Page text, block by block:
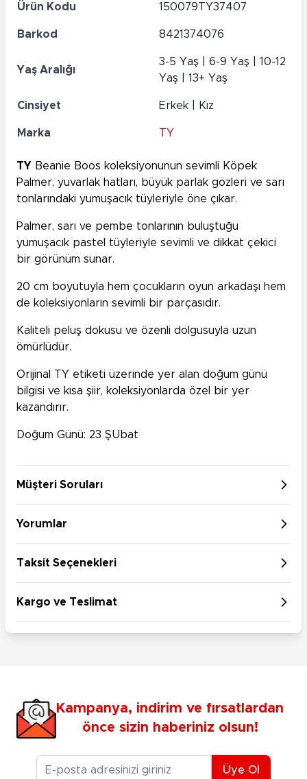
Ürün Kodu 150079TY37407
Barkod 8421374076
Yaş Aralığı
3-5 Yaş | 6-9 Yaş | 10-12
Yaş | 13+ Yaş
Cinsiyet Erkek | Kız
Marka TY
TY Beanie Boos koleksiyonunun sevimli Köpek
Palmer, yuvarlak hatları, büyük parlak gözleri ve sarı
tonlarındaki yumuşacık tüyleriyle öne çıkar.
Palmer, sarı ve pembe tonlarının buluştuğu
yumuşacık pastel tüyleriyle sevimli ve dikkat çekici
bir görünüm sunar.
20 cm boyutuyla hem çocukların oyun arkadaşı hem
de koleksiyonların sevimli bir parçasıdır.
Kaliteli peluş dokusu ve özenli dolgusuyla uzun
ömürlüdür.
Orijinal TY etiketi üzerinde yer alan doğum günü
bilgisi ve kısa şiir, koleksiyonlarda özel bir yer
kazandırır.
Doğum Günü: 23 ŞUbat
Müşteri Soruları
Yorumlar
Taksit Seçenekleri
Kargo ve Teslimat
Kampanya, indirim ve fırsatlardan
önce sizin haberiniz olsun!
E-posta Adresiniz
Üye Ol